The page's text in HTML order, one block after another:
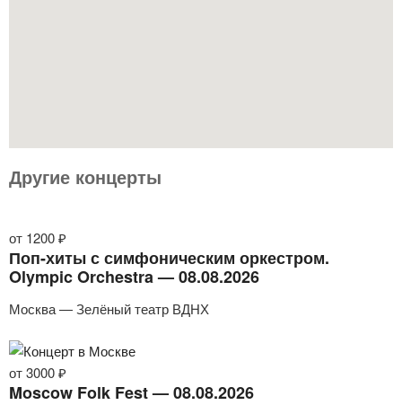
Другие концерты
от 1200 ₽
Поп-хиты с симфоническим оркестром.
Olympic Orchestra — 08.08.2026
Москва — Зелёный театр ВДНХ
от 3000 ₽
Moscow Folk Fest — 08.08.2026